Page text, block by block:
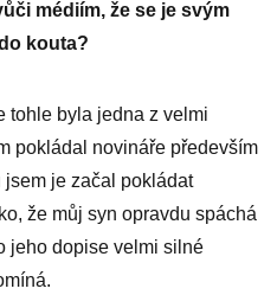
médiím, že se je svým
kouta?
tohle byla jedna z velmi
pokládal novináře především
jsem je začal pokládat
že můj syn opravdu spáchá
jeho dopise velmi silné